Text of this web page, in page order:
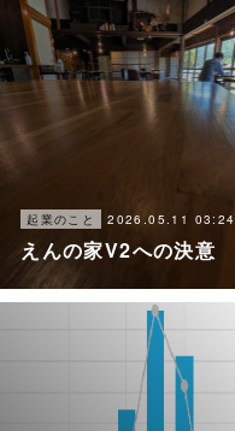
起業のこと 2026.05.11 03:24
えんの家V2への決意